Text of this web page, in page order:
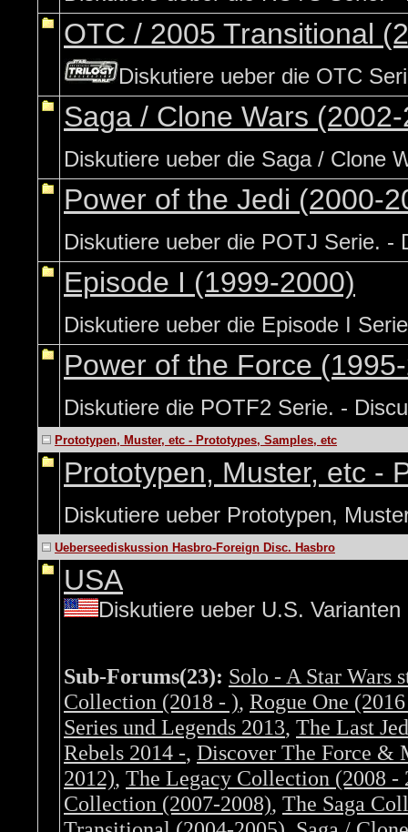
OTC / 2005 Transitional
Diskutiere ueber die OTC
Saga / Clone Wars
Diskutiere ueber die Saga / Clone
Power of the Jedi (2000-
Diskutiere ueber die POTJ Serie. -
Episode I (1999-2000)
Diskutiere ueber die Episode I
Power of the Force
Diskutiere die POTF2 Serie. -
Prototypen, Muster, etc - Prototypes, Samples, etc
Prototypen, Muster, etc -
Diskutiere ueber Prototypen,
Ueberseediskussion Hasbro-Foreign Disc. Hasbro
USA
Diskutiere ueber U.S.
Sub-Forums(23): Solo - A Star Wars
Collection (2018 - ), Rogue One
Series und Legends 2013, The Last
Rebels 2014 -, Discover The Force &
2012), The Legacy Collection (2008 -
Collection (2007-2008), The Saga